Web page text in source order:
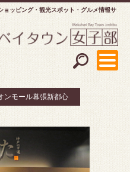
ョッピング
観光スポット・グルメ情報サ
ンモール幕張新都心